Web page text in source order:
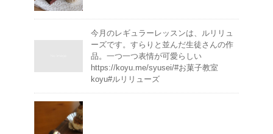
今月のレギュラーレッスンは、ルリリュ
ーズです。すらりと並んだ生徒さんの作
品。一つ一つ表情が可愛らしい
https://koyu.me/syusei/#お菓子教室
koyu#ルリリューズ